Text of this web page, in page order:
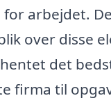
for arbejdet.
over disse
det
firma til